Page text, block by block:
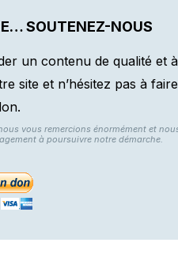
SOUTENEZ-NOUS
un contenu de qualité et à
site et n’hésitez pas à faire
vous remercions énormément et
à poursuivre notre démarche.